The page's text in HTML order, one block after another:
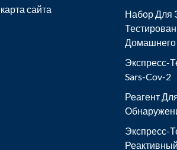
карта сайта
Набор Для
Домашнего
Экспресс-
Sars-Cov-2
Реагент
Экспресс-